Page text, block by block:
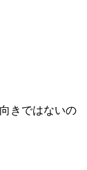
きではないの